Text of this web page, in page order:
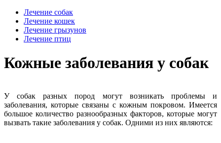
Лечение собак
Лечение кошек
Лечение грызунов
Лечение птиц
Кожные заболевания у собак
У собак разных пород могут возникать проблемы и
заболевания, которые связаны с кожным покровом. Имеется
большое количество разнообразных факторов, которые могут
вызвать такие заболевания у собак. Одними из них являются: